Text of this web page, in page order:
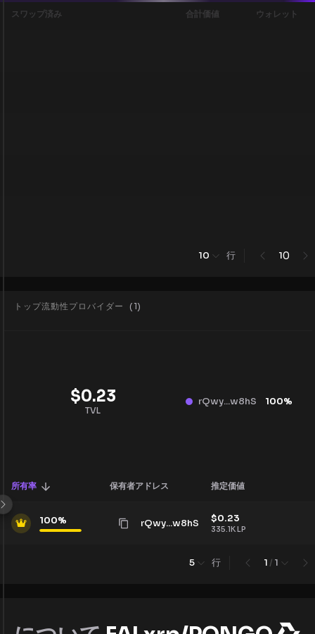
スワップ済み 合計価値 ウォレット
10 行 10
トップ流動性プロバイダー ( 1)
$0.23
TVL
rQwy...w8hS 100%
所有率 保有者アドレス 推定価値
100% rQwy...w8hS $0.23
335.1KLP
5 行 1 / 1